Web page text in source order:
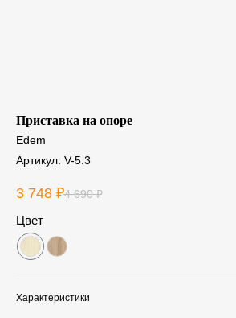
Приставка на опоре
Edem
Артикул: V-5.3
3 748 ₽4 690 ₽
Цвет
Характеристики